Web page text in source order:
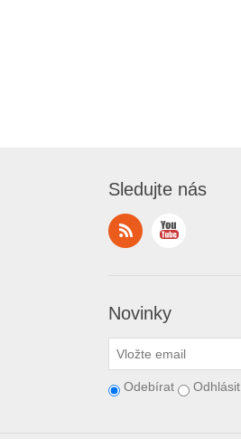
Sledujte nás
Novinky
Odebírat Odhlásit